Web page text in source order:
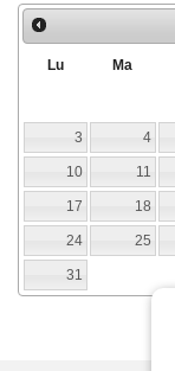
Lu Ma
3 4
10 11
17 18
24 25
31